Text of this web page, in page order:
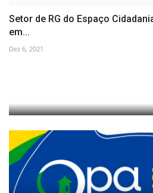
Setor de RG do Espaço
em...
Dez 6, 2021